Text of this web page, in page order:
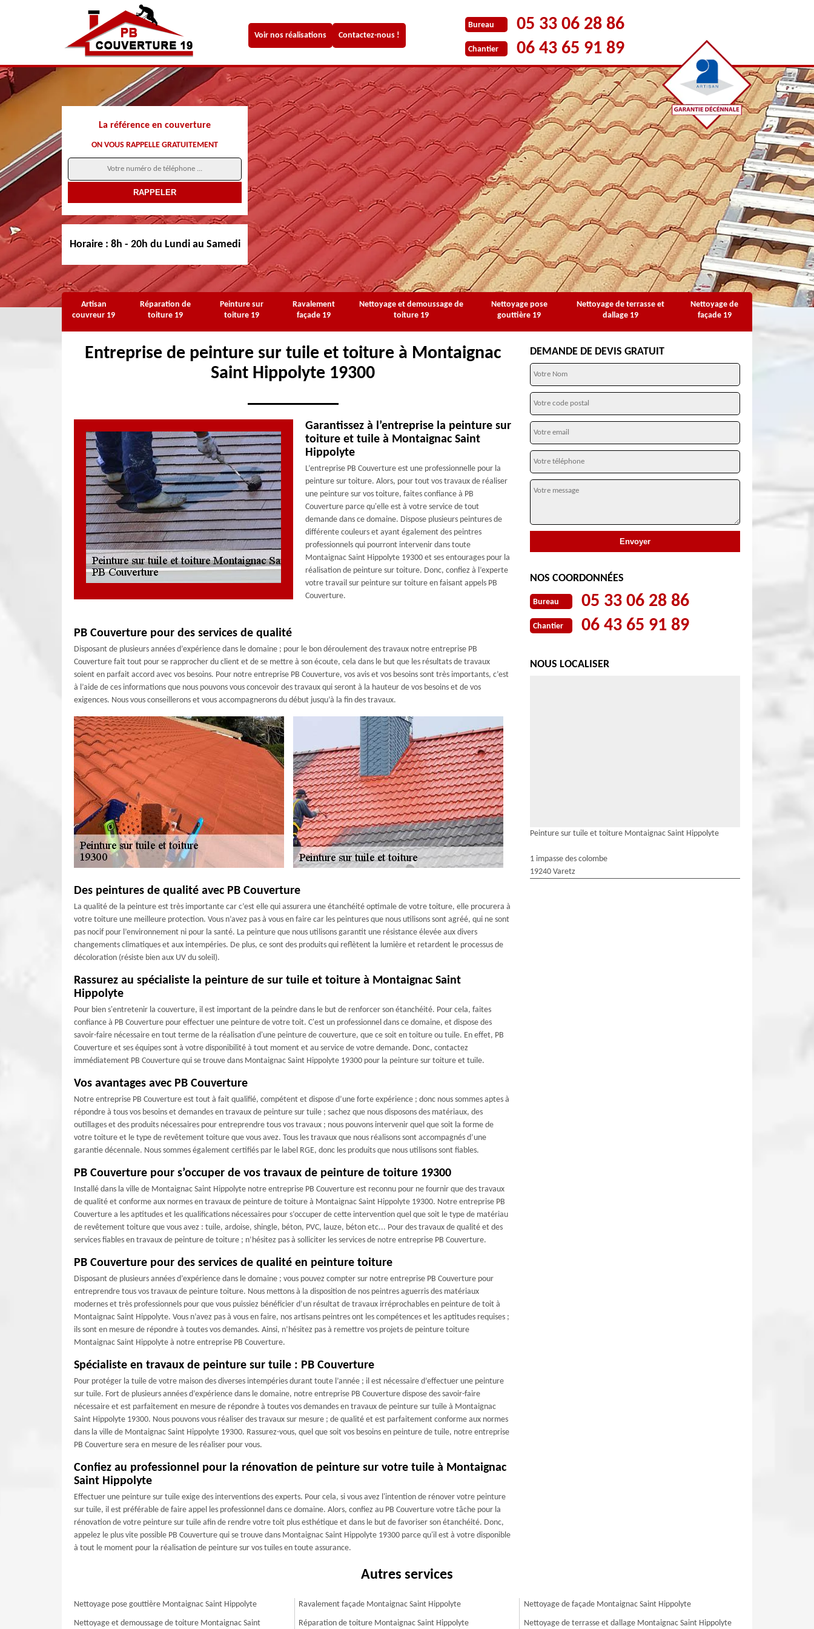
Voir nos réalisations Contactez-nous !
Bureau 05 33 06 28 86
Chantier 06 43 65 91 89
La référence en couverture
ON VOUS RAPPELLE GRATUITEMENT
Horaire : 8h - 20h du Lundi au Samedi
Artisan
couvreur 19
Réparation de
toiture 19
Peinture sur
toiture 19
Ravalement
façade 19
Nettoyage et demoussage de
toiture 19
Nettoyage pose
gouttière 19
Nettoyage de terrasse et
dallage 19
Nettoyage de
façade 19
Entreprise de peinture sur tuile et toiture à Montaignac
Saint Hippolyte 19300
Garantissez à l’entreprise la peinture sur
toiture et tuile à Montaignac Saint
Hippolyte
L’entreprise PB Couverture est une professionnelle pour la
peinture sur toiture. Alors, pour tout vos travaux de réaliser
une peinture sur vos toiture, faites confiance à PB
Couverture parce qu'elle est à votre service de tout
demande dans ce domaine. Dispose plusieurs peintures de
différente couleurs et ayant également des peintres
professionnels qui pourront intervenir dans toute
Montaignac Saint Hippolyte 19300 et ses entourages pour la
réalisation de peinture sur toiture. Donc, confiez à l’experte
votre travail sur peinture sur toiture en faisant appels PB
Couverture.
PB Couverture pour des services de qualité
Disposant de plusieurs années d’expérience dans le domaine ; pour le bon déroulement des travaux notre entreprise PB
Couverture fait tout pour se rapprocher du client et de se mettre à son écoute, cela dans le but que les résultats de travaux
soient en parfait accord avec vos besoins. Pour notre entreprise PB Couverture, vos avis et vos besoins sont très importants, c’est
à l’aide de ces informations que nous pouvons vous concevoir des travaux qui seront à la hauteur de vos besoins et de vos
exigences. Nous vous conseillerons et vous accompagnerons du début jusqu’à la fin des travaux.
Des peintures de qualité avec PB Couverture
La qualité de la peinture est très importante car c’est elle qui assurera une étanchéité optimale de votre toiture, elle procurera à
votre toiture une meilleure protection. Vous n’avez pas à vous en faire car les peintures que nous utilisons sont agréé, qui ne sont
pas nocif pour l’environnement ni pour la santé. La peinture que nous utilisons garantit une résistance élevée aux divers
changements climatiques et aux intempéries. De plus, ce sont des produits qui reflètent la lumière et retardent le processus de
décoloration (résiste bien aux UV du soleil).
Rassurez au spécialiste la peinture de sur tuile et toiture à Montaignac Saint
Hippolyte
Pour bien s'entretenir la couverture, il est important de la peindre dans le but de renforcer son étanchéité. Pour cela, faites
confiance à PB Couverture pour effectuer une peinture de votre toit. C'est un professionnel dans ce domaine, et dispose des
savoir-faire nécessaire en tout terme de la réalisation d'une peinture de couverture, que ce soit en toiture ou tuile. En effet, PB
Couverture et ses équipes sont à votre disponibilité à tout moment et au service de votre demande. Donc, contactez
immédiatement PB Couverture qui se trouve dans Montaignac Saint Hippolyte 19300 pour la peinture sur toiture et tuile.
Vos avantages avec PB Couverture
Notre entreprise PB Couverture est tout à fait qualifié, compétent et dispose d’une forte expérience ; donc nous sommes aptes à
répondre à tous vos besoins et demandes en travaux de peinture sur tuile ; sachez que nous disposons des matériaux, des
outillages et des produits nécessaires pour entreprendre tous vos travaux ; nous pouvons intervenir quel que soit la forme de
votre toiture et le type de revêtement toiture que vous avez. Tous les travaux que nous réalisons sont accompagnés d’une
garantie décennale. Nous sommes également certifiés par le label RGE, donc les produits que nous utilisons sont fiables.
PB Couverture pour s’occuper de vos travaux de peinture de toiture 19300
Installé dans la ville de Montaignac Saint Hippolyte notre entreprise PB Couverture est reconnu pour ne fournir que des travaux
de qualité et conforme aux normes en travaux de peinture de toiture à Montaignac Saint Hippolyte 19300. Notre entreprise PB
Couverture a les aptitudes et les qualifications nécessaires pour s’occuper de cette intervention quel que soit le type de matériau
de revêtement toiture que vous avez : tuile, ardoise, shingle, béton, PVC, lauze, béton etc... Pour des travaux de qualité et des
services fiables en travaux de peinture de toiture ; n’hésitez pas à solliciter les services de notre entreprise PB Couverture.
PB Couverture pour des services de qualité en peinture toiture
Disposant de plusieurs années d’expérience dans le domaine ; vous pouvez compter sur notre entreprise PB Couverture pour
entreprendre tous vos travaux de peinture toiture. Nous mettons à la disposition de nos peintres aguerris des matériaux
modernes et très professionnels pour que vous puissiez bénéficier d’un résultat de travaux irréprochables en peinture de toit à
Montaignac Saint Hippolyte. Vous n’avez pas à vous en faire, nos artisans peintres ont les compétences et les aptitudes requises ;
ils sont en mesure de répondre à toutes vos demandes. Ainsi, n’hésitez pas à remettre vos projets de peinture toiture
Montaignac Saint Hippolyte à notre entreprise PB Couverture.
Spécialiste en travaux de peinture sur tuile : PB Couverture
Pour protéger la tuile de votre maison des diverses intempéries durant toute l’année ; il est nécessaire d’effectuer une peinture
sur tuile. Fort de plusieurs années d’expérience dans le domaine, notre entreprise PB Couverture dispose des savoir-faire
nécessaire et est parfaitement en mesure de répondre à toutes vos demandes en travaux de peinture sur tuile à Montaignac
Saint Hippolyte 19300. Nous pouvons vous réaliser des travaux sur mesure ; de qualité et est parfaitement conforme aux normes
dans la ville de Montaignac Saint Hippolyte 19300. Rassurez-vous, quel que soit vos besoins en peinture de tuile, notre entreprise
PB Couverture sera en mesure de les réaliser pour vous.
Confiez au professionnel pour la rénovation de peinture sur votre tuile à Montaignac
Saint Hippolyte
Effectuer une peinture sur tuile exige des interventions des experts. Pour cela, si vous avez l'intention de rénover votre peinture
sur tuile, il est préférable de faire appel les professionnel dans ce domaine. Alors, confiez au PB Couverture votre tâche pour la
rénovation de votre peinture sur tuile afin de rendre votre toit plus esthétique et dans le but de favoriser son étanchéité. Donc,
appelez le plus vite possible PB Couverture qui se trouve dans Montaignac Saint Hippolyte 19300 parce qu'il est à votre disponible
à tout le moment pour la réalisation de peinture sur vos tuiles en toute assurance.
DEMANDE DE DEVIS GRATUIT
NOS COORDONNÉES
Bureau 05 33 06 28 86
Chantier 06 43 65 91 89
NOUS LOCALISER
Peinture sur tuile et toiture Montaignac Saint Hippolyte
1 impasse des colombe
19240 Varetz
Autres services
Nettoyage pose gouttière Montaignac Saint Hippolyte
Nettoyage et demoussage de toiture Montaignac Saint
Ravalement façade Montaignac Saint Hippolyte
Réparation de toiture Montaignac Saint Hippolyte
Nettoyage de façade Montaignac Saint Hippolyte
Nettoyage de terrasse et dallage Montaignac Saint Hippolyte